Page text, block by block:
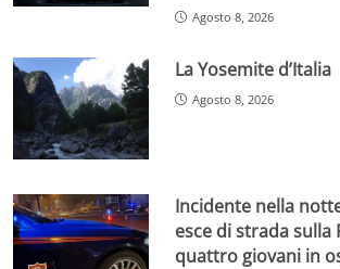
Agosto 8, 2026
La Yosemite d’Italia
Agosto 8, 2026
Incidente nella
esce di strada sulla
quattro giovani in